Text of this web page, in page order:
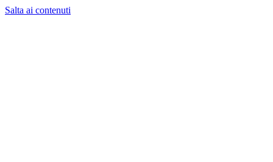
Salta ai contenuti